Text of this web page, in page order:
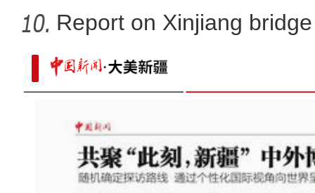
大美边疆看我家丨新疆塔城：
Report on Xinjiang
sa